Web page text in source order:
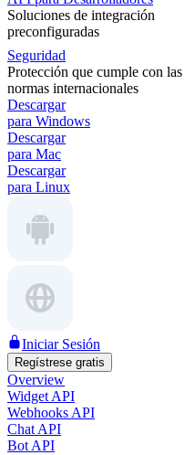
Soluciones de integración
preconfiguradas
Seguridad
Protección que cumple con las
normas internacionales
Descargar
para Windows
Descargar
para Mac
Descargar
para Linux
Iniciar Sesión
Regístrese gratis
Overview
Widget API
Webhooks API
Chat API
Bot API